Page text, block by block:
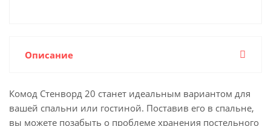
Описание
Комод Стенворд 20 станет идеальным вариантом для
вашей спальни или гостиной. Поставив его в спальне,
вы можете позабыть о проблеме хранения постельного